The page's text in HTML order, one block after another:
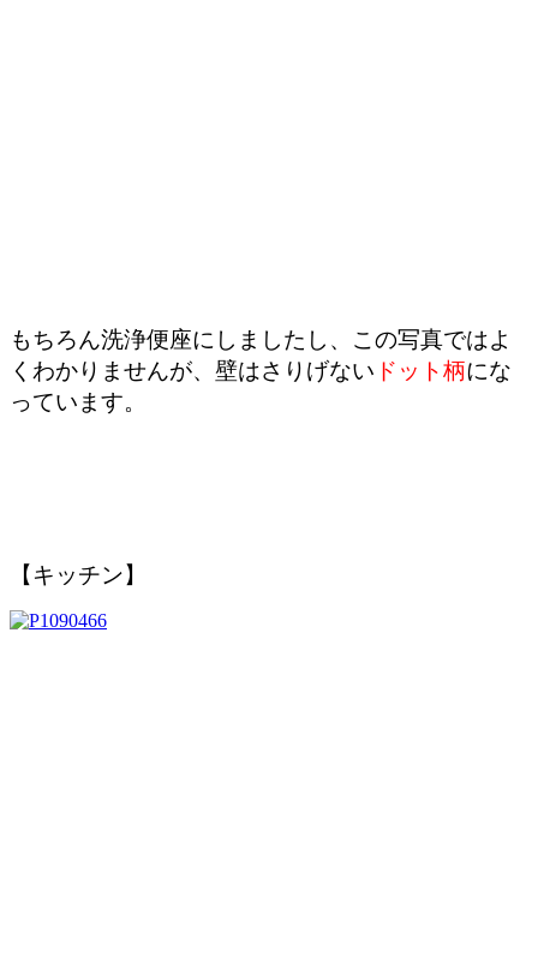
もちろん洗浄便座にしましたし、この写真ではよ
くわかりませんが、壁はさりげない ドット柄にな
っています。
【キッチン】